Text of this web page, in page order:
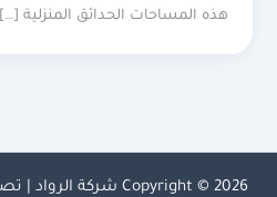
هذه المساحات الحدائق المنزلية […]
Copyright © 2026 شركة الرواد | تصميم وتطوير شركة